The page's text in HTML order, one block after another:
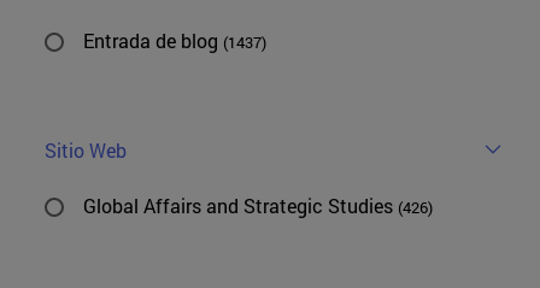
Entrada de blog (1437)
Sitio Web
Global Affairs and Strategic Studies (426)